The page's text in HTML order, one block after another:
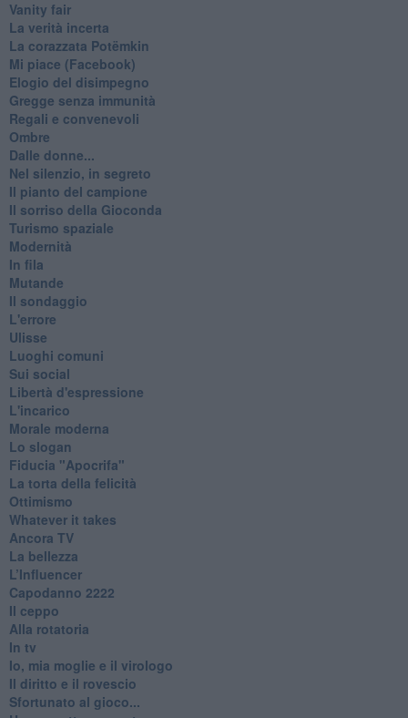
Vanity fair
La verità incerta
La corazzata Potëmkin
Mi piace (Facebook)
Elogio del disimpegno
Gregge senza immunità
Regali e convenevoli
Ombre
Dalle donne...
Nel silenzio, in segreto
Il pianto del campione
Il sorriso della Gioconda
Turismo spaziale
Modernità
In fila
Mutande
Il sondaggio
L'errore
Ulisse
Luoghi comuni
Sui social
Libertà d'espressione
L'incarico
Morale moderna
Lo slogan
Fiducia "Apocrifa"
La torta della felicità
Ottimismo
Whatever it takes
Ancora TV
La bellezza
L’Influencer
​Capodanno 2222
Il ceppo
Alla rotatoria
In tv
Io, mia moglie e il virologo
Il diritto e il rovescio
Sfortunato al gioco...